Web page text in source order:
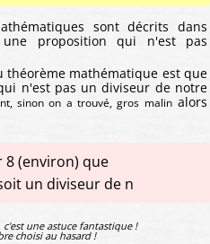
sont décrits dans
proposition qui n'est pas
mathématique est que
n'est pas un diviseur de notre
sinon on a trouvé, gros malinalors
8 (environ) que
un diviseur de n
une astuce fantastique !
choisi au hasard !